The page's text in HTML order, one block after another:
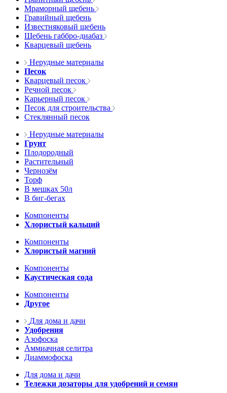
Мраморный щебень
Гравийный щебень
Известняковый щебень
Щебень габбро-диабаз
Кварцевый щебень
Нерудные материалы
Песок
Кварцевый песок
Речной песок
Карьерный песок
Песок для строительства
Стеклянный песок
Нерудные материалы
Грунт
Плодородный
Растительный
Чернозём
Торф
В мешках 50л
В биг-бегах
Компоненты
Хлористый кальций
Компоненты
Хлористый магний
Компоненты
Каустическая сода
Компоненты
Другое
Для дома и дачи
Удобрения
Азофоска
Аммиачная селитра
Диаммофоска
Для дома и дачи
Тележки дозаторы для удобрений и семян